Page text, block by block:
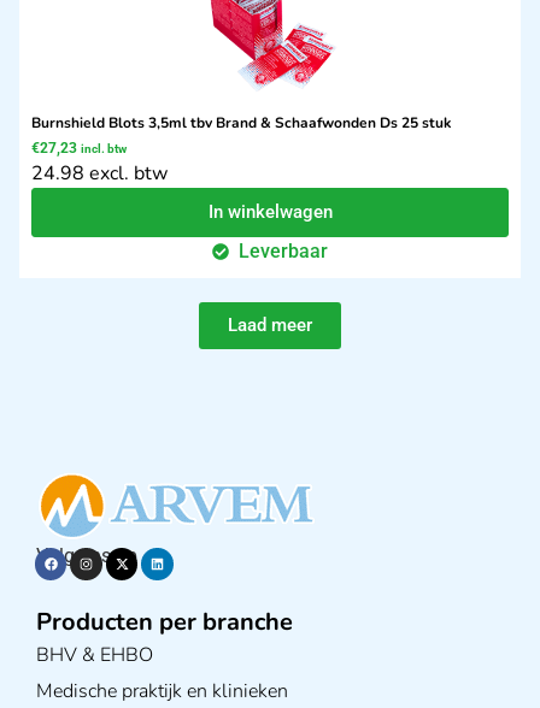
Burnshield Blots 3,5ml tbv Brand & Schaafwonden Ds 25 stuk
€27,23 incl. btw
24.98 excl. btw
In winkelwagen
Leverbaar
Laad meer
Volg ons op
Producten per branche
BHV & EHBO
Medische praktijk en klinieken